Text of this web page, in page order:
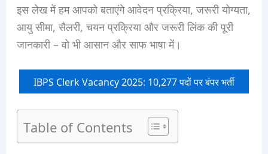
इस लेख में हम आपको बताएंगे आवेदन प्रक्रिया, जरूरी योग्यता,
आयु सीमा, सैलरी, चयन प्रक्रिया और जरूरी लिंक की पूरी
जानकारी – वो भी आसान और साफ भाषा में।
IBPS Clerk Vacancy 2025: 10,277 पदों पर बंपर भर्ती
Table of Contents